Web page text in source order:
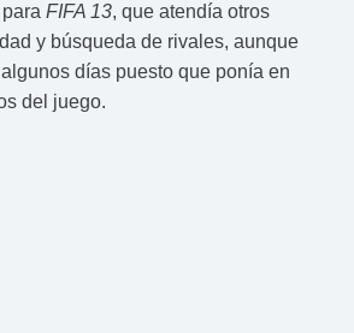
FIFA 13, que atendía otros
y búsqueda de rivales, aunque
días puesto que ponía en
del juego.